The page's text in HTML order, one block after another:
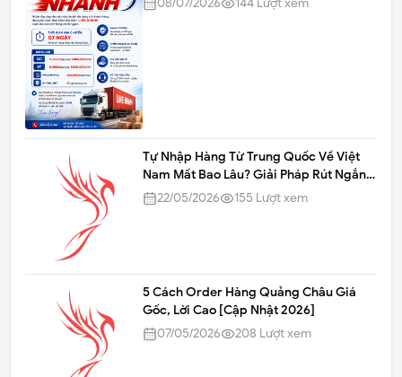
Tự Nhập Hàng Từ Trung Quốc Về Việt
Nam Mất Bao Lâu? Giải Pháp Rút Ngắn
Thời Gian
22/05/2026 155 Lượt xem
5 Cách Order Hàng Quảng Châu Giá
Gốc, Lời Cao [Cập Nhật 2026]
07/05/2026
208 Lượt xem